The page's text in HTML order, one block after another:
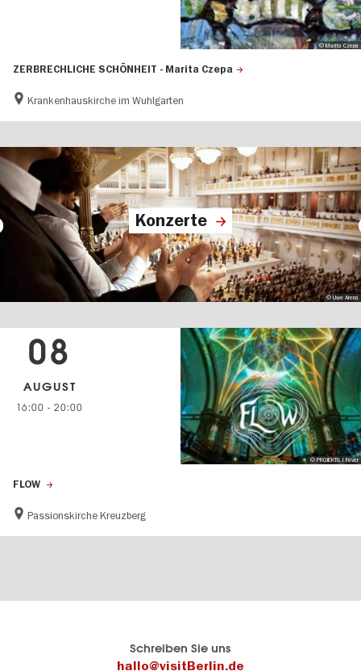
ZERBRECHLICHE SCHÖNHEIT - Marita Czepa
Krankenhauskirche im Wuhlgarten
© Marita Czepa
Konzerte
© Uwe Arens
FLOW
Passionskirche Kreuzberg
08
AUGUST
16:00 - 20:00
© PROJEKTIL I Fever
Schreiben Sie uns
hallo@visitBerlin.de